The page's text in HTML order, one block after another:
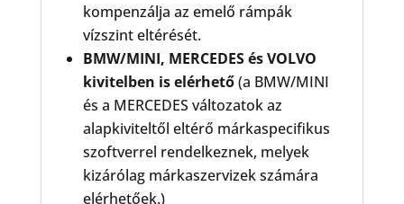
kompenzálja az emelő rámpák
vízszint eltérését.
BMW/MINI, MERCEDES és VOLVO
kivitelben is elérhető(a BMW/MINI
és a MERCEDES változatok az
alapkiviteltől eltérő márkaspecifikus
szoftverrel rendelkeznek, melyek
kizárólag márkaszervizek számára
elérhetőek.)